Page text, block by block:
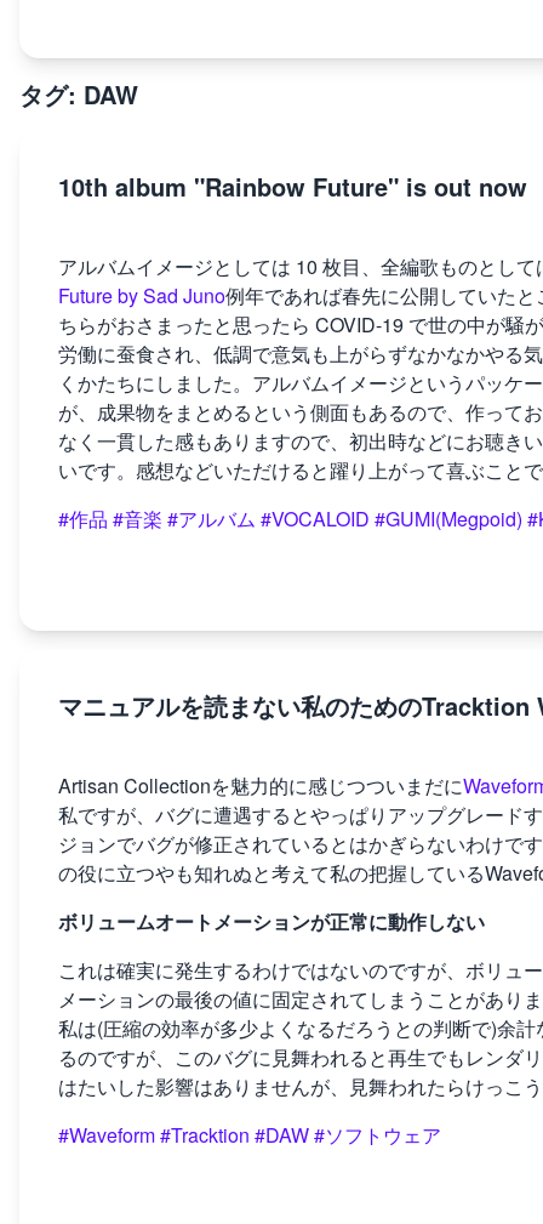
タグ: DAW
10th album "Rainbow Future" is out now
アルバムイメージとしては 10 枚目、全編歌ものとし
Future by Sad Juno例年であれば春先に公開していた
ちらがおさまったと思ったら COVID-19 で世の中が騒
労働に蚕食され、低調で意気も上がらずなかなかやる
くかたちにしました。アルバムイメージというパッケ
が、成果物をまとめるという側面もあるので、作って
なく一貫した感もありますので、初出時などにお聴き
いです。感想などいただけると躍り上がって喜ぶこと
#作品 #音楽 #アルバム #VOCALOID #GUMI(Megpoid)
マニュアルを読まない私のための
Artisan Collectionを魅力的に感じつついまだに
私ですが、バグに遭遇するとやっぱりアップグレー
ジョンでバグが修正されているとはかぎらないわけで
の役に立つやも知れぬと考えて私の把握している
ボリュームオートメーションが正常に動作しない
これは確実に発生するわけではないのですが、ボリュ
メーションの最後の値に固定されてしまうことがあり
私は(圧縮の効率が多少よくなるだろうとの判断で)余
るのですが、このバグに見舞われると再生でもレンダ
はたいした影響はありませんが、見舞われたらけっこ
#Waveform#Tracktion #DAW#ソフトウェア